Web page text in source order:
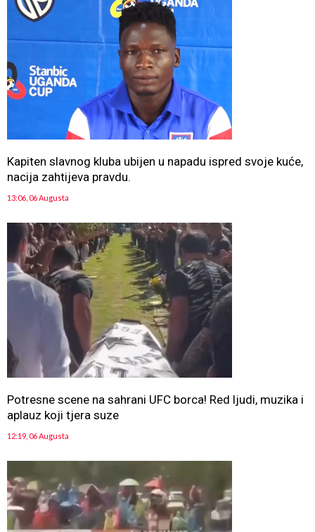
Kapiten slavnog kluba ubijen u napadu ispred svoje kuće,
nacija zahtijeva pravdu.
13:06, 06 Augusta
Potresne scene na sahrani UFC borca! Red ljudi, muzika i
aplauz koji tjera suze
12:19, 06 Augusta